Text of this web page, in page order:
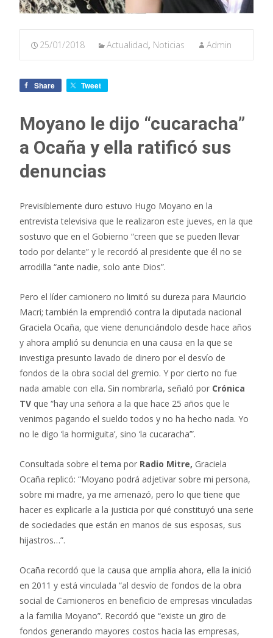
25/01/2018 Actualidad, Noticias Admin
Share Tweet
Moyano le dijo “cucaracha”
a Ocaña y ella ratificó sus
denuncias
Previsiblemente duro estuvo Hugo Moyano en la
entrevista televisiva que le realizaron este jueves, en la que
sostuvo que en el Gobierno “creen que se pueden llevar
todo por delante” y le recordó al presidente que él no se
arrodilla “ante nadie, solo ante Dios”.
Pero el líder camionero no limitó su dureza para Mauricio
Macri; también la emprendió contra la diputada nacional
Graciela Ocaña, que viene denunciándolo desde hace años
y ahora amplió su denuncia en una causa en la que se
investiga presunto lavado de dinero por el desvío de
fondos de la obra social del gremio. Y por cierto no fue
nada amable con ella. Sin nombrarla, señaló por Crónica
TV que “hay una señora a la que hace 25 años que le
venimos pagando el sueldo todos y no ha hecho nada. Yo
no le digo ‘la hormiguita’, sino ‘la cucaracha’”.
Consultada sobre el tema por Radio Mitre, Graciela
Ocaña replicó: “Moyano podrá adjetivar sobre mi persona,
sobre mi madre, ya me amenazó, pero lo que tiene que
hacer es explicarle a la justicia por qué constituyó una serie
de sociedades que están en manos de sus esposas, sus
hijastros…”.
Ocaña recordó que la causa que amplía ahora, ella la inició
en 2011 y está vinculada “al desvío de fondos de la obra
social de Camioneros en beneficio de empresas vinculadas
a la familia Moyano”. Recordó que “existe un giro de
fondos generando mayores costos hacia las empresas,